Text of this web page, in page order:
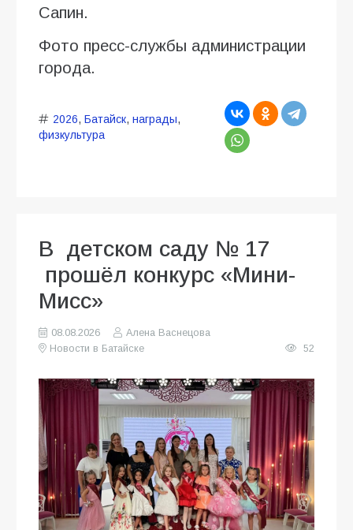
Сапин.
Фото пресс-службы администрации
города.
2026, Батайск, награды,
физкультура
В детском саду № 17
прошёл конкурс «Мини-
Мисс»
08.08.2026
Алена Васнецова
Новости в Батайске
52